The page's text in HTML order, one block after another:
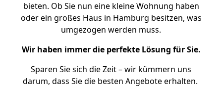
bieten. Ob Sie nun eine kleine Wohnung haben
oder ein großes Haus in Hamburg besitzen, was
umgezogen werden muss.
Wir haben immer die perfekte Lösung für Sie.
Sparen Sie sich die Zeit – wir kümmern uns
darum, dass Sie die besten Angebote erhalten.